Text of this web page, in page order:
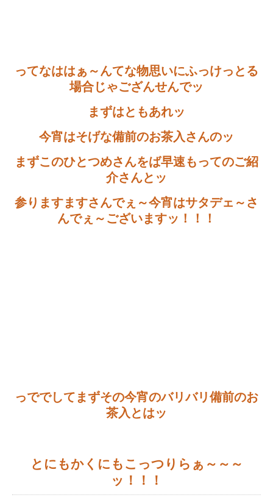
ってなははぁ～んてな物思いにふっけっとる
場合じゃござんせんでッ
まずはともあれッ
今宵はそげな備前のお茶入さんのッ
まずこのひとつめさんをば早速もってのご紹
介さんとッ
参りますますさんでぇ～今宵はサタデェ～さ
んでぇ～ございますッ！！！
っででしてまずその今宵のバリバリ備前のお
茶入とはッ
とにもかくにもこっつりらぁ～～～
ッ！！！